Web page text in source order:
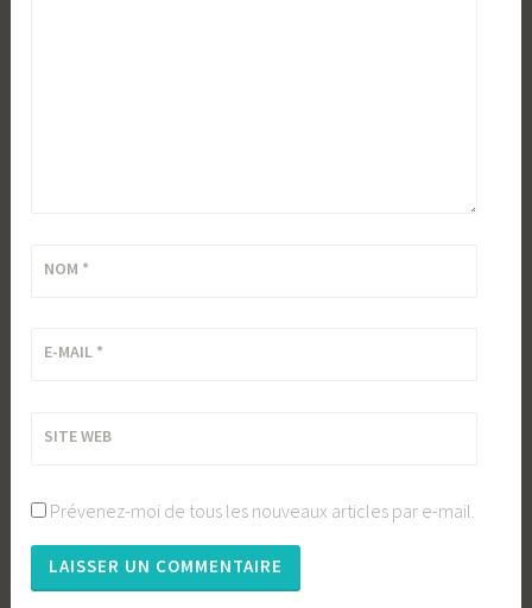
NOM *
E-MAIL *
SITE WEB
Prévenez-moi de tous les nouveaux articles par e-mail.